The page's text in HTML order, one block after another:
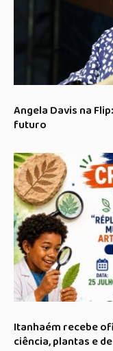
Angela Davis na
futuro
Itanhaém recebe
ciência, plantas e